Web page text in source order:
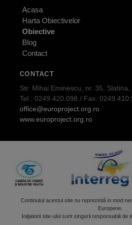
Acasa
Harta Obiectivelor
Obiective
Blog
Contact
CONTACT
Str. Mihai Eminescu, nr. 35,
Tel.: 0249.420.098 / Fax:
office@europroject.org.ro
www.europroject.org.ro
Continutul acestui site nu reprezintă in mod
Europene.
Iniţiatorii site-ului sunt singurii responsabili de